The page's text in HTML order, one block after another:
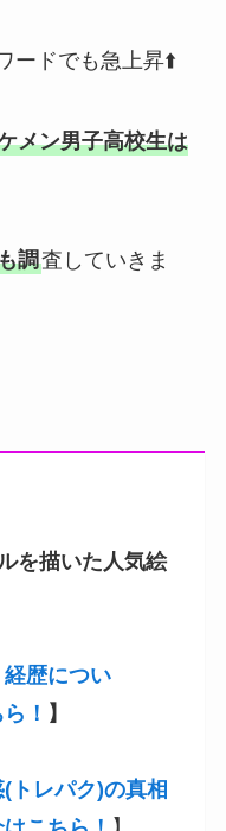
ードでも急上昇⬆️
メン男子高校生は
調査していきま
を描いた人気絵
歴につい
！ 】
トレパク)の真相